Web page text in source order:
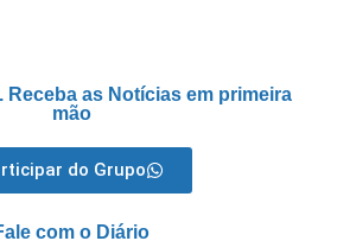
Receba as Notícias em primeira
mão
do Grupo
com o Diário